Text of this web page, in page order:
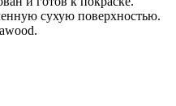
сухую поверхностью.